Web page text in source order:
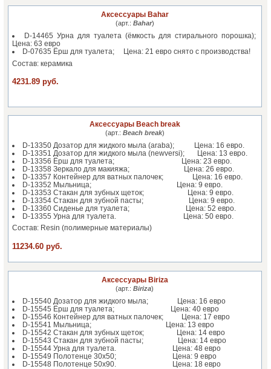
Аксессуары Bahar
(арт.: Bahar)
D-14465 Урна для туалета (ёмкость для стирального порошка);
Цена: 63 евро
D-07635 Ёрш для туалета; Цена: 21 евро снято с производства!
Состав: керамика
4231.89 руб.
Аксессуары Beach break
(арт.: Beach break)
D-13350 Дозатор для жидкого мыла (araba); Цена: 16 евро.
D-13351 Дозатор для жидкого мыла (newversi); Цена: 13 евро.
D-13356 Ёрш для туалета; Цена: 23 евро.
D-13358 Зеркало для макияжа; Цена: 26 евро.
D-13357 Контейнер для ватных палочек; Цена: 16 евро.
D-13352 Мыльница; Цена: 9 евро.
D-13353 Стакан для зубных щеток; Цена: 9 евро.
D-13354 Стакан для зубной пасты; Цена: 9 евро.
D-13360 Сиденье для туалета; Цена: 52 евро.
D-13355 Урна для туалета. Цена: 50 евро.
Состав: Resin (полимерные материалы)
11234.60 руб.
Аксессуары Biriza
(арт.:Biriza)
D-15540 Дозатор для жидкого мыла; Цена: 16 евро
D-15545 Ёрш для туалета; Цена: 40 евро
D-15546 Контейнер для ватных палочек; Цена: 17 евро
D-15541 Мыльница; Цена: 13 евро
D-15542 Стакан для зубных щеток; Цена: 14 евро
D-15543 Стакан для зубной пасты; Цена: 14 евро
D-15544 Урна для туалета. Цена: 48 евро
D-15549 Полотенце 30х50; Цена: 9 евро
D-15548 Полотенце 50х90. Цена: 18 евро